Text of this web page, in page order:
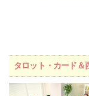
タロット・カード